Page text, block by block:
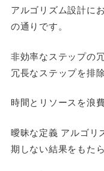
アルゴリズム設計に
の通りです。
非効率なステップの
冗長なステップを排
時間とリソースを浪
曖昧な定義 アルゴリ
期しない結果をもたら